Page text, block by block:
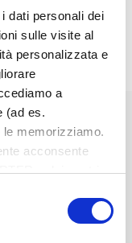
dati personali dei
sulle visite al
personalizzata e
a
(ad es.
memorizziamo.
acconsente
e dei nostri
fondo alla
comunicate ai